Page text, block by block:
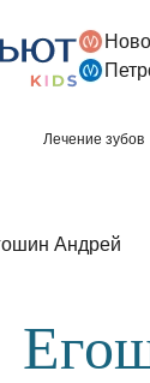
Лечение зубов
Андрей